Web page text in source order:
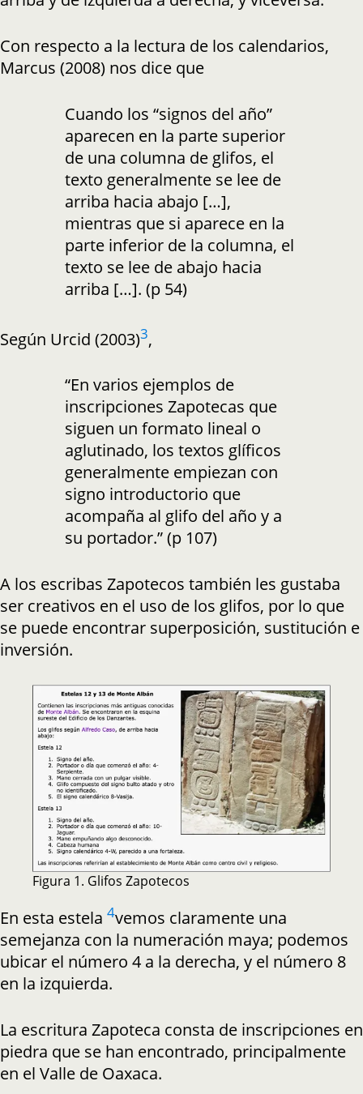
Con respecto a la lectura de los calendarios,
Marcus (2008) nos dice que
Cuando los “signos del año”
aparecen en la parte superior
de una columna de glifos, el
texto generalmente se lee de
arriba hacia abajo […],
mientras que si aparece en la
parte inferior de la columna, el
texto se lee de abajo hacia
arriba […]. (p 54)
Según Urcid (2003)3,
“En varios ejemplos de
inscripciones Zapotecas que
siguen un formato lineal o
aglutinado, los textos glíficos
generalmente empiezan con
signo introductorio que
acompaña al glifo del año y a
su portador.” (p 107)
A los escribas Zapotecos también les gustaba
ser creativos en el uso de los glifos, por lo que
se puede encontrar superposición, sustitución e
inversión.
Figura 1. Glifos Zapotecos
En esta estela 4vemos claramente una
semejanza con la numeración maya; podemos
ubicar el número 4 a la derecha, y el número 8
en la izquierda.
La escritura Zapoteca consta de inscripciones en
piedra que se han encontrado, principalmente
en el Valle de Oaxaca.